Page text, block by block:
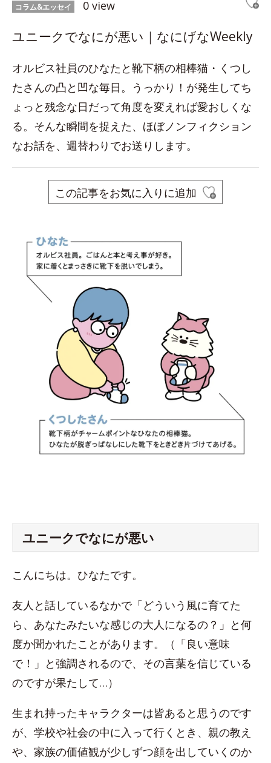
コラム&エッセイ 0 view
ユニークでなにが悪い｜なにげなWeekly
オルビス社員のひなたと靴下柄の相棒猫・くつし
たさんの凸と凹な毎日。うっかり！が発生してち
ょっと残念な日だって角度を変えれば愛おしくな
る。そんな瞬間を捉えた、ほぼノンフィクション
なお話を、週替わりでお送りします。
この記事をお気に入りに追加
ユニークでなにが悪い
こんにちは。ひなたです。
友人と話しているなかで「どういう風に育てた
ら、あなたみたいな感じの大人になるの？」と何
度か聞かれたことがあります。（「良い意味
で！」と強調されるので、その言葉を信じている
のですが果たして…）
生まれ持ったキャラクターは皆あると思うのです
が、学校や社会の中に入って行くとき、親の教え
や、家族の価値観が少しずつ顔を出していくのか